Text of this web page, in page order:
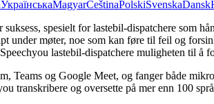
УкраїнськаMagyarČeštinaPolskiSvenskaDansk
spesielt for lastebil-dispatchere som
under møter, noe som kan føre til feil og
lastebil-dispatchere muligheten til å
Teams og Google Meet, og fanger både
transkribere og oversette på mer enn 100